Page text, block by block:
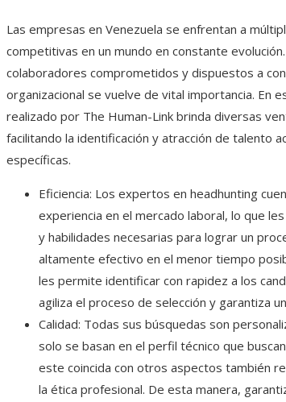
Las empresas en Venezuela se enfrentan a
competitivas en un mundo en constante
colaboradores comprometidos y dispuestos a
organizacional se vuelve de vital importancia. En
realizado por The Human-Link brinda diversas
facilitando la identificación y atracción de talento
específicas.
Eficiencia: Los expertos en headhunting
experiencia en el mercado laboral, lo que
y habilidades necesarias para lograr un
altamente efectivo en el menor tiempo
les permite identificar con rapidez a los
agiliza el proceso de selección y garantiza
Calidad: Todas sus búsquedas son
solo se basan en el perfil técnico que
este coincida con otros aspectos también
la ética profesional. De esta manera,